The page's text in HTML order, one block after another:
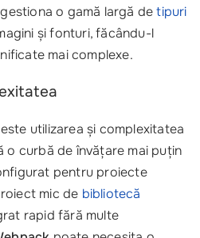
o gamă largă detipuri
și fonturi, făcându-l
mai complexe.
utilizarea și complexitatea
o curbă de învățare mai puțin
pentru proiecte
mic de bibliotecă
rapid fără multe